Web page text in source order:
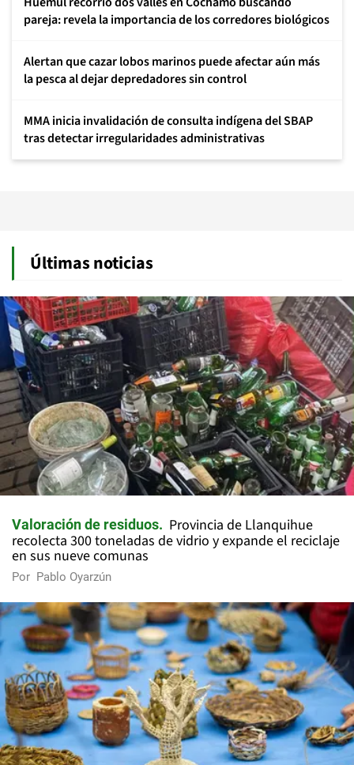
pareja: revela la importancia de los corredores biológicos
Alertan que cazar lobos marinos puede afectar aún más
la pesca al dejar depredadores sin control
MMA inicia invalidación de consulta indígena del SBAP
tras detectar irregularidades administrativas
Últimas noticias
Valoración de residuos
Provincia de Llanquihue
recolecta 300 toneladas de vidrio y expande el reciclaje
en sus nueve comunas
Por Pablo Oyarzún